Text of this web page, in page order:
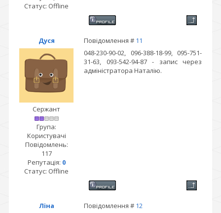
Статус: Offline
Дуся Повідомлення # 11
Сержант
Група:
Користувачі
Повідомлень:
117
Репутація: 0
Статус: Offline
048-230-90-02, 096-388-18-99, 095-751-
31-63, 093-542-94-87 - запис через
адміністратора Наталію.
Ліна Повідомлення # 12